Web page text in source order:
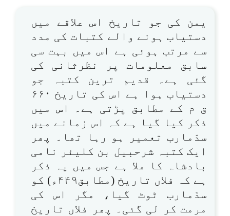
یمن کی جو تاریخ اس علاقے میں
دستیاب ہونے والے کتبات کی مدد
سے مرتب ہوئی ہے اس میں بہت سی
سابق معلومات پر نظرثانی کی
گئی ہے۔ قدیم ترین کتبہ جو
دستیاب ہوا ہے اس کی تاریخ ۶۶۰
ق م کے مطابق پڑتی ہے۔ اس میں
ذکر کیا گیا ہے کہ اس زمانے میں
سدّمارب تعمیر ہو رہا تھا۔ پھر
ایک کتبہ شرحبیل بن کلیئر نامی
بادشاہ کا ملا ہے جس میں یہ ذکر
ہے کہ فلاں تاریخ (مطابق۴۴۹ء) کو
سدّمارب ٹوٹ گیا، مگر اس کی
مرمت کر لی گئی۔ پھر فلاں تاریخ